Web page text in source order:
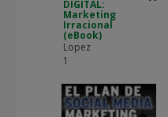
DIGITAL:
Marketing
Irracional
(eBook)
Lopez
1